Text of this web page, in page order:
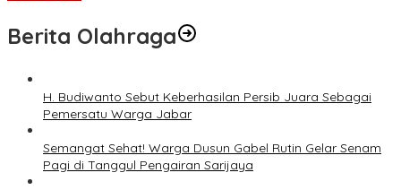
Berita Olahraga
H. Budiwanto Sebut Keberhasilan Persib Juara Sebagai
Pemersatu Warga Jabar
Semangat Sehat! Warga Dusun Gabel Rutin Gelar Senam
Pagi di Tanggul Pengairan Sarijaya